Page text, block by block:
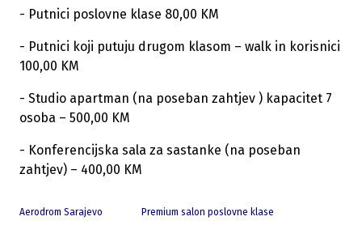
- Putnici poslovne klase 80,00 KM
- Putnici koji putuju drugom klasom – walk in korisnici
100,00 KM
- Studio apartman (na poseban zahtjev ) kapacitet 7
osoba – 500,00 KM
- Konferencijska sala za sastanke (na poseban
zahtjev) – 400,00 KM
Aerodrom Sarajevo Premium salon poslovne klase